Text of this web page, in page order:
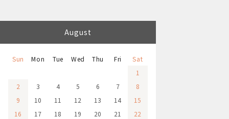
August
Sun Mon Tue Wed Thu Fri
Sat
1
2
3 4 5 6 7
8
9
10 11 12 13 14
15
16
17 18 19 20 21
22